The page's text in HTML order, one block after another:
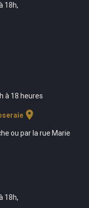
18h,
à 18 heures
location_on
ou par la rue Marie
18h,